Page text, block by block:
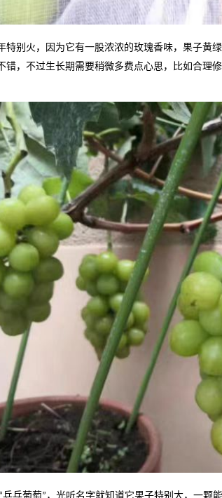
特别火，因为它有一股浓浓的玫瑰香味，果子黄
错，不过生长期需要稍微多费点心思，比如合理
乒乓葡萄 ，光听名字就知道它果子特别大，一颗